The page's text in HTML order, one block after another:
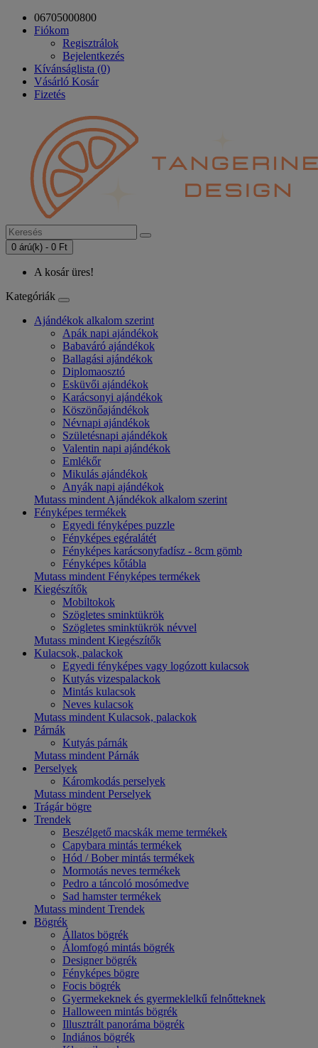
06705000800
Fiókom
Regisztrálok
Bejelentkezés
Kívánságlista (0)
Vásárló Kosár
Fizetés
0 árú(k) - 0 Ft
A kosár üres!
Kategóriák
Ajándékok alkalom szerint
Apák napi ajándékok
Babaváró ajándékok
Ballagási ajándékok
Diplomaosztó
Esküvői ajándékok
Karácsonyi ajándékok
Köszönőajándékok
Névnapi ajándékok
Születésnapi ajándékok
Valentin napi ajándékok
Emlékőr
Mikulás ajándékok
Anyák napi ajándékok
Mutass mindent Ajándékok alkalom szerint
Fényképes termékek
Egyedi fényképes puzzle
Fényképes egéralátét
Fényképes karácsonyfadísz - 8cm gömb
Fényképes kőtábla
Mutass mindent Fényképes termékek
Kiegészítők
Mobiltokok
Szögletes sminktükrök
Szögletes sminktükrök névvel
Mutass mindent Kiegészítők
Kulacsok, palackok
Egyedi fényképes vagy logózott kulacsok
Kutyás vizespalackok
Mintás kulacsok
Neves kulacsok
Mutass mindent Kulacsok, palackok
Párnák
Kutyás párnák
Mutass mindent Párnák
Perselyek
Káromkodás perselyek
Mutass mindent Perselyek
Trágár bögre
Trendek
Beszélgető macskák meme termékek
Capybara mintás termékek
Hód / Bober mintás termékek
Mormotás neves termékek
Pedro a táncoló mosómedve
Sad hamster termékek
Mutass mindent Trendek
Bögrék
Állatos bögrék
Álomfogó mintás bögrék
Designer bögrék
Fényképes bögre
Focis bögrék
Gyermekeknek és gyermeklelkű felnőtteknek
Halloween mintás bögrék
Illusztrált panoráma bögrék
Indiános bögrék